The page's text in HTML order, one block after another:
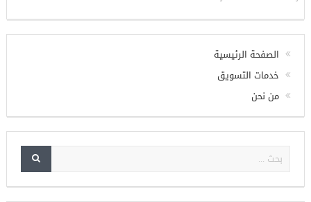
تويتر
Check your twitter API's keys
الصفحة الرئيسية
خدمات التسويق